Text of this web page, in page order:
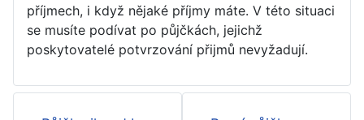
příjmech, i když nějaké příjmy máte. V této situaci
se musíte podívat po půjčkách, jejichž
poskytovatelé potvrzování přijmů nevyžadují.